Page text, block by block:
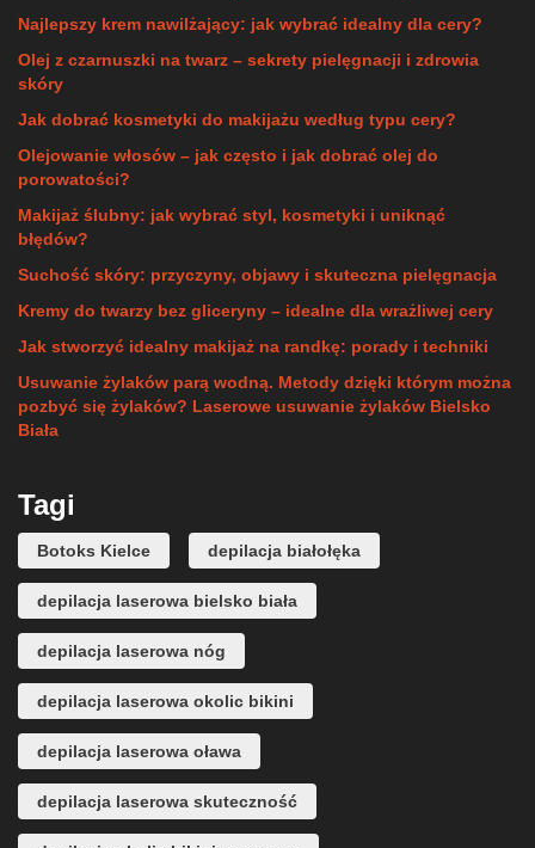
Najlepszy krem nawilżający: jak wybrać idealny dla cery?
Olej z czarnuszki na twarz – sekrety pielęgnacji i zdrowia
skóry
Jak dobrać kosmetyki do makijażu według typu cery?
Olejowanie włosów – jak często i jak dobrać olej do
porowatości?
Makijaż ślubny: jak wybrać styl, kosmetyki i uniknąć
błędów?
Suchość skóry: przyczyny, objawy i skuteczna pielęgnacja
Kremy do twarzy bez gliceryny – idealne dla wrażliwej cery
Jak stworzyć idealny makijaż na randkę: porady i techniki
Usuwanie żylaków parą wodną. Metody dzięki którym można
pozbyć się żylaków? Laserowe usuwanie żylaków Bielsko
Biała
Tagi
Botoks Kielce depilacja białołęka
depilacja laserowa bielsko biała
depilacja laserowa nóg
depilacja laserowa okolic bikini
depilacja laserowa oława
depilacja laserowa skuteczność